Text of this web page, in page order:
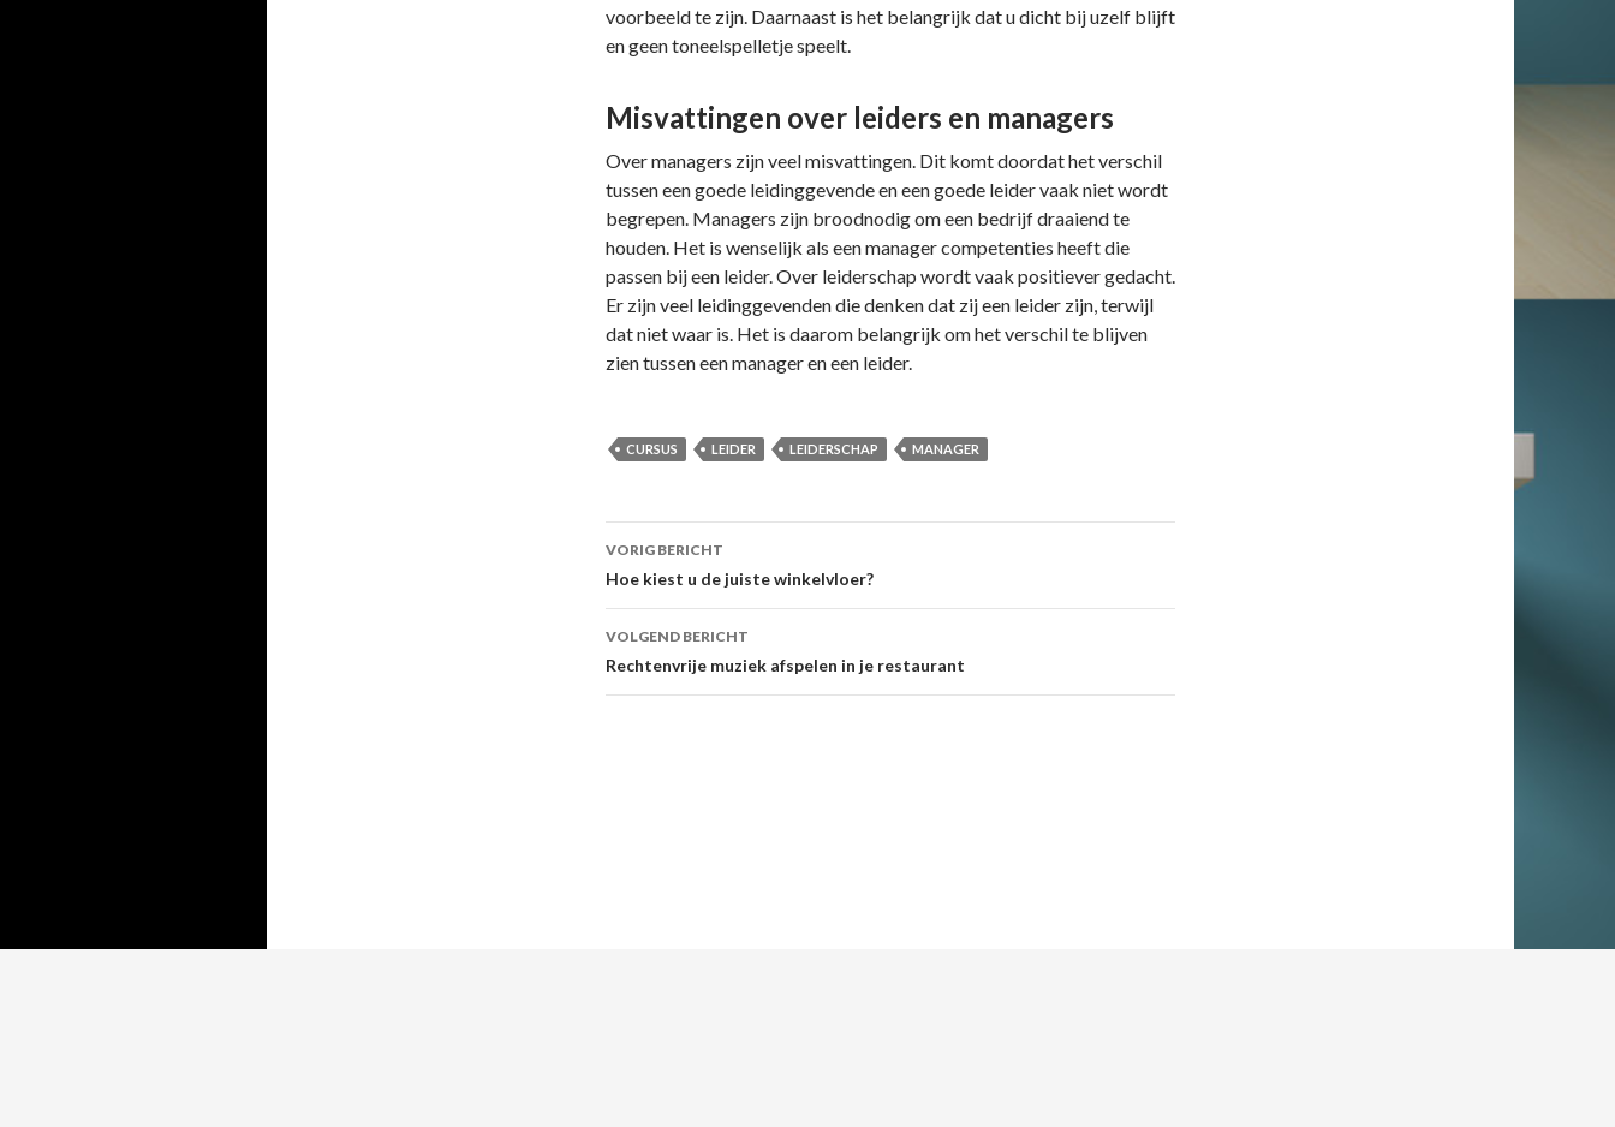
voorbeeld te zijn. Daarnaast is het belangrijk dat u dicht bij uzelf blijft
en geen toneelspelletje speelt.
Misvattingen over leiders en managers
Over managers zijn veel misvattingen. Dit komt doordat het verschil
tussen een goede leidinggevende en een goede leider vaak niet wordt
begrepen. Managers zijn broodnodig om een bedrijf draaiend te
houden. Het is wenselijk als een manager competenties heeft die
passen bij een leider. Over leiderschap wordt vaak positiever gedacht.
Er zijn veel leidinggevenden die denken dat zij een leider zijn, terwijl
dat niet waar is. Het is daarom belangrijk om het verschil te blijven
zien tussen een manager en een leider.
CURSUS LEIDER LEIDERSCHAP MANAGER
Berichtnavigatie
VORIG BERICHT
Hoe kiest u de juiste winkelvloer?
VOLGEND BERICHT
Rechtenvrije muziek afspelen in je restaurant